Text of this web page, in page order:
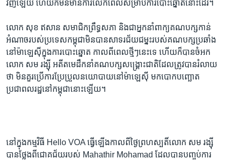
វិញ​ឡើយ ហើយ​ក៏មិន​មាន​ការលើក​ពេល​សម្រាប់​ការបោះឆ្នោត​នោះ​ដែរ។
លោក សុខ ឥសាន សមាជិក​ព្រឹទ្ធសភា និង​ជា​អ្នកនាំពាក្យ​គណបក្ស​កាន់​
អំណាច​របស់​ប្រទេស​កម្ពុជាមិន​បាន​សាទរ​ជ័យជម្នះ​របស់​គណបក្ស​ប្រឆាំង​
នៅ​ម៉ាឡេស៊ី​ក្នុង​ការ​បោះឆ្នោត​ ​កាល​ពី​ពេល​ថ្មីៗ​នេះ​ទេ​ ​ហើយ​ក៏បាន​ចំអក
លោក​ ​សម រង្ស៊ី​ អតីត​មេដឹកនាំ​គណ​បក្ស​សង្គ្រោះ​ជាតិ​ដែល​ត្រូវ​បាន​រំលាយ​
ថា មិន​គួរ​ប្រើ​ការ​ប្រែប្រួល​នយោបាយ​នៅ​ម៉ាឡេស៊ី​ ​មក​បោក​បញ្ឆោត​
ប្រជាពល​រដ្ឋនៅ​កម្ពុជា​នោះ​ឡើយ។​
នៅ​ក្នុង​កម្មវិធី​ ​Hello VOA​ ​ធ្វើឡើង​កាលពី​ថ្ងៃ​ព្រហស្បតិ៍លោក​ ​សម រង្ស៊ី​ ​
បាន​ថ្លែងពី​ជោគ​ជ័យ​របស់​ ​Mahathir Mohamad​ ​ដែល​បាន​បញ្ចប់​ការ​